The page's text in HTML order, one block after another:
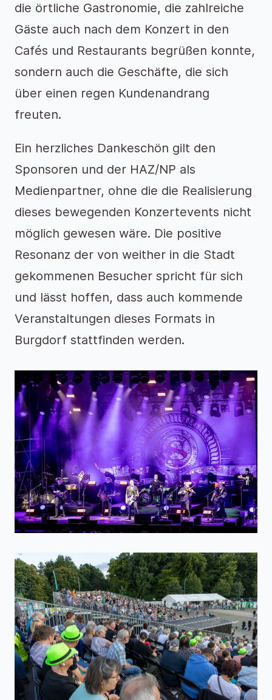
die örtliche Gastronomie, die zahlreiche
Gäste auch nach dem Konzert in den
Cafés und Restaurants begrüßen konnte,
sondern auch die Geschäfte, die sich
über einen regen Kundenandrang
freuten.
Ein herzliches Dankeschön gilt den
Sponsoren und der HAZ/NP als
Medienpartner, ohne die die Realisierung
dieses bewegenden Konzertevents nicht
möglich gewesen wäre. Die positive
Resonanz der von weither in die Stadt
gekommenen Besucher spricht für sich
und lässt hoffen, dass auch kommende
Veranstaltungen dieses Formats in
Burgdorf stattfinden werden.